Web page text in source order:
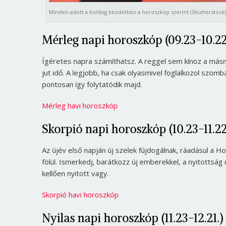
Minden adott a boldog kezdethez a horoszkóp szerint (Shutterstock)
Mérleg napi horoszkóp (09.23-
Ígéretes napra számíthatsz. A reggel sem kínoz a
jut idő. A legjobb, ha csak olyasmivel foglalkozol
pontosan így folytatódik majd.
Mérleg havi horoszkóp
Skorpió napi horoszkóp (10.23-
Az újév első napján új szelek fújdogálnak, ráadásul a
fölül. Ismerkedj, barátkozz új emberekkel, a
kellően nyitott vagy.
Skorpió havi horoszkóp
Nyilas napi horoszkóp (11.23-12.21.)